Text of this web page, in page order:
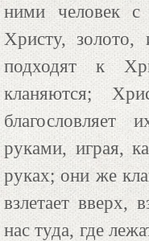
ними человек
Христу,
подходят к
кланяются;
руками, играя,
руках; они же
взлетает вверх,
нас туда, где